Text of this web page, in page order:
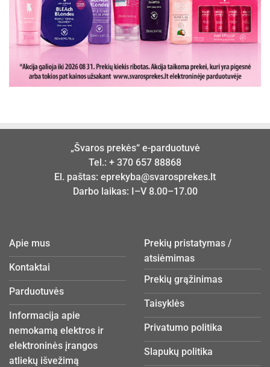
„Švaros prekės“ e-parduotuvė
Tel.: + 370 657 88868
El. paštas: eprekyba@svarosprekes.lt
Darbo laikas: I–V 8.00–17.00
Apie mus
Kontaktai
Parduotuvės
Informacija apie
nemokamą elektros ir
elektroninės įrangos
atliekų išvežimą
Prekių pristatymas /
atsiėmimas
Prekių grąžinimas
Taisyklės
Privatumo politika
Slapukų politika